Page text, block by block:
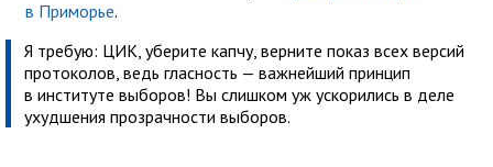
в Приморье.
Я требую: ЦИК, уберите капчу, верните показ всех версий
протоколов, ведь гласность — важнейший принцип
в институте выборов! Вы слишком уж ускорились в деле
ухудшения прозрачности выборов.